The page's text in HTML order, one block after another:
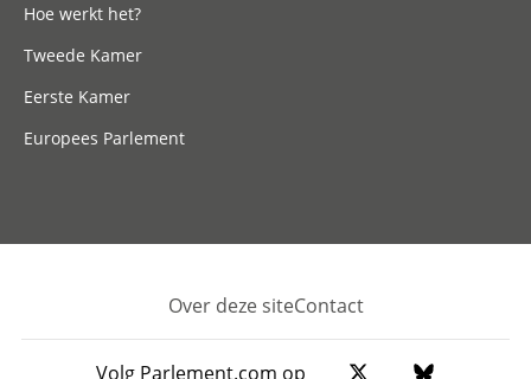
Hoe werkt het?
Tweede Kamer
Eerste Kamer
Europees Parlement
Footer
Over deze siteContact
Volg Parlement.com op